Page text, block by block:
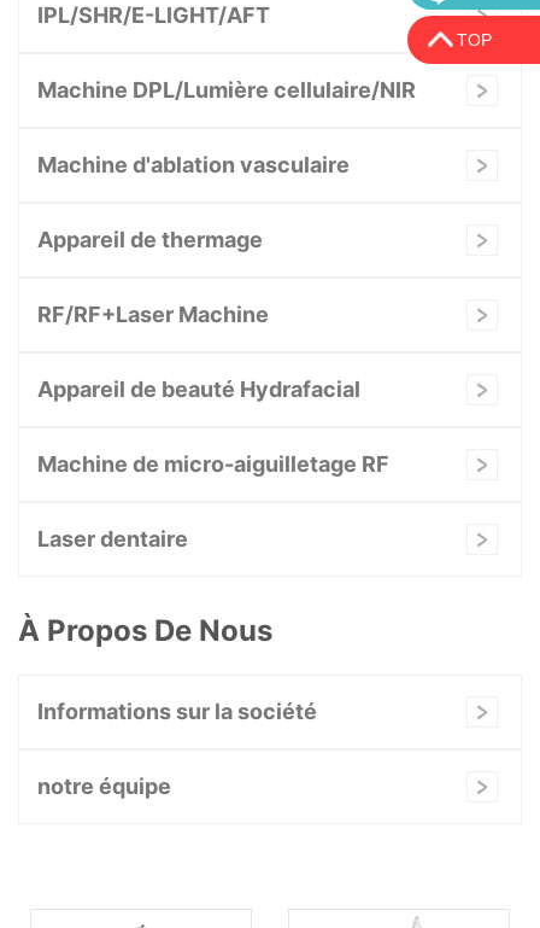
IPL/SHR/E-LIGHT/AFT
Machine DPL/Lumière cellulaire/NIR
Machine d'ablation vasculaire
Appareil de thermage
RF/RF+Laser Machine
Appareil de beauté Hydrafacial
Machine de micro-aiguilletage RF
Laser dentaire
À Propos De Nous
Informations sur la société
notre équipe
TOP